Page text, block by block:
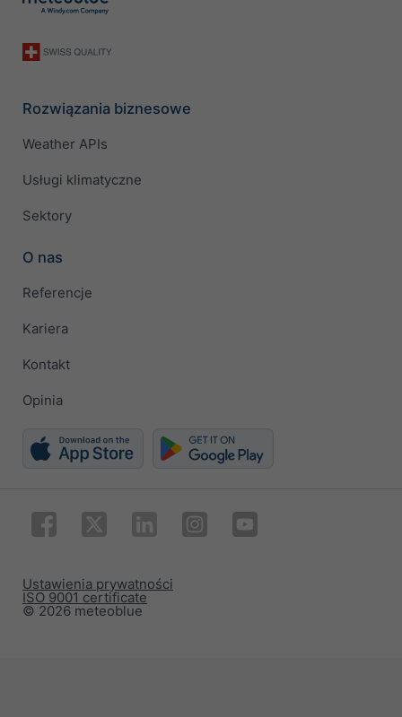
Rozwiązania biznesowe
Weather APIs
Usługi klimatyczne
Sektory
O nas
Referencje
Kariera
Kontakt
Opinia
© 2026 meteoblue
ISO 9001 certificate
Ustawienia prywatności